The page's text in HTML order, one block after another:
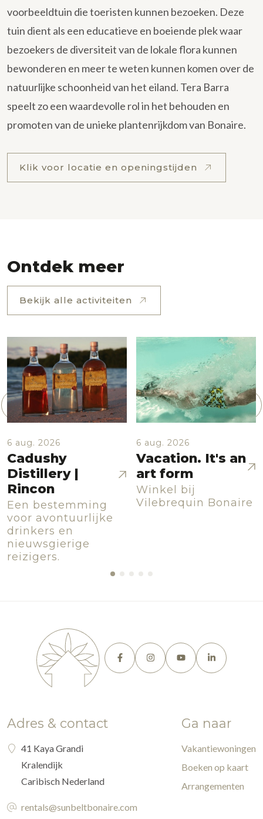
voorbeeldtuin die toeristen kunnen bezoeken. Deze
tuin dient als een educatieve en boeiende plek waar
bezoekers de diversiteit van de lokale flora kunnen
bewonderen en meer te weten kunnen komen over de
natuurlijke schoonheid van het eiland. Tera Barra
speelt zo een waardevolle rol in het behouden en
promoten van de unieke plantenrijkdom van Bonaire.
Klik voor locatie en openingstijden
Ontdek meer
Bekijk alle activiteiten
6 aug. 2026
Cadushy
Distillery |
Rincon
Een bestemming
voor avontuurlijke
drinkers en
nieuwsgierige
reizigers.
6 aug. 2026
Vacation. It's an
art form
Winkel bij
Vilebrequin Bonaire
Adres & contact
41 Kaya Grandi
Kralendijk
Caribisch Nederland
rentals@sunbeltbonaire.com
Ga naar
Vakantiewoningen
Boeken op kaart
Arrangementen